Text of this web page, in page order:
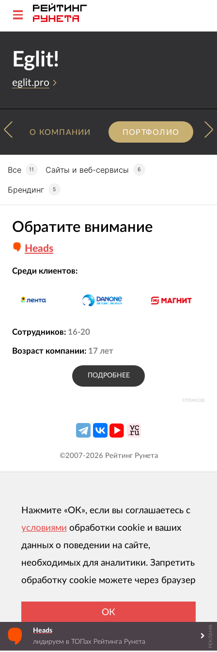
Eglit!
eglit.pro
О КОМПАНИИ ПОРТФОЛИО
Все 11 Сайты и веб-сервисы 6
Брендинг 5
спонсор
Обратите внимание
Heads
Среди клиентов:
Сотрудников: 16-20
Возраст компании: 17 лет
ПОДРОБНЕЕ
Heads
лидируем в ТОПах Рейтинга Рунета
РЕКЛАМА
©2007-2026 Рейтинг Рунета
Нажмите «ОК», если вы соглашаетесь с
условиями обработки cookie и ваших
данных о поведении на сайте,
необходимых для аналитики. Запретить
обработку cookie можете через браузер
ОК